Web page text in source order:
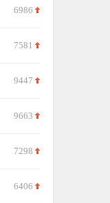
11
12
13
14
15
16